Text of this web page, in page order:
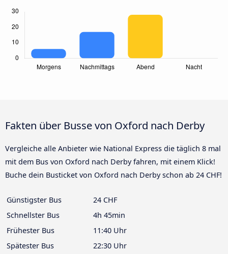
Fakten über Busse von Oxford nach Derby
Vergleiche alle Anbieter wie National Express die täglich 8 mal
mit dem Bus von Oxford nach Derby fahren, mit einem Klick!
Buche dein Busticket von Oxford nach Derby schon ab 24 CHF!
Günstigster Bus
24 CHF
Schnellster Bus
4h 45min
Frühester Bus
11:40 Uhr
Spätester Bus
22:30 Uhr